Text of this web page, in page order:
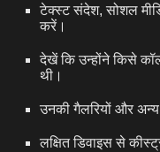
टेक्स्ट संदेश, सोशल
करें।
देखें कि उन्होंने किसे
थी।
उनकी गैलरियों और
लक्षित डिवाइस से